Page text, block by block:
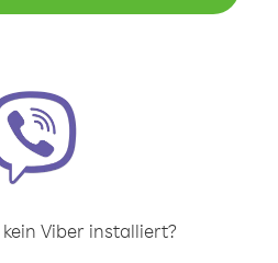
Viber installiert?